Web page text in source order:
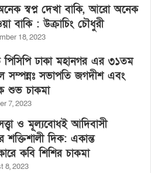
স্বপ্ন দেখা বাকি, আরো অনেক
বাকি : উক্রাচিং চৌধুরী
18, 2023
পিসিপি ঢাকা মহানগর এর ৩১তম
সম্পন্নঃ সভাপতি জগদীশ এবং
শুভ চাকমা
7, 2023
ও মূল্যবোধই আদিবাসী
শক্তিশালী দিক: একান্ত
কবি শিশির চাকমা
8, 2023